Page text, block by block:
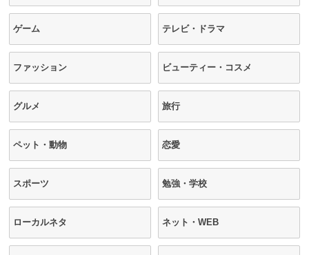
ゲーム
ファッション
グルメ
ペット・動物
スポーツ
ローカルネタ
テレビ・ドラマ
ビューティー・コスメ
旅行
恋愛
勉強・学校
ネット・WEB